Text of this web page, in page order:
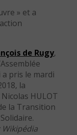
» et a
de Rugy,
pris le mardi
la
HULOT
la Transition